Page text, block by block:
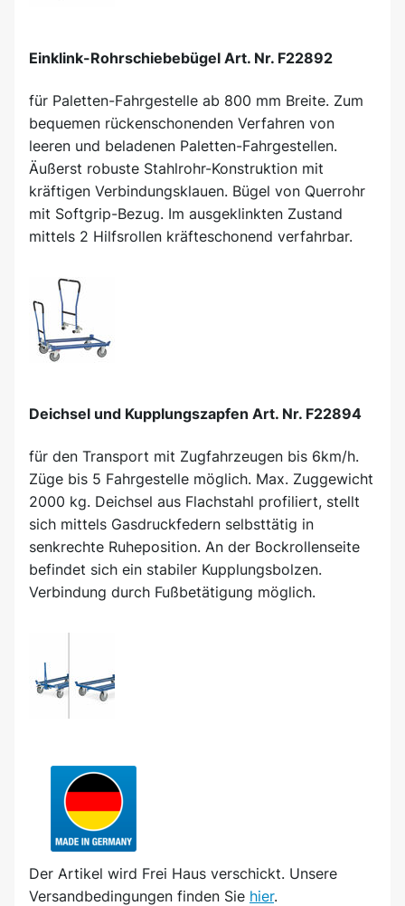
Einklink-Rohrschiebebügel Art. Nr. F22892
für Paletten-Fahrgestelle ab 800 mm Breite. Zum
bequemen rückenschonenden Verfahren von
leeren und beladenen Paletten-Fahrgestellen.
Äußerst robuste Stahlrohr-Konstruktion mit
kräftigen Verbindungsklauen. Bügel von Querrohr
mit Softgrip-Bezug. Im ausgeklinkten Zustand
mittels 2 Hilfsrollen kräfteschonend verfahrbar.
Deichsel und Kupplungszapfen Art. Nr. F22894
für den Transport mit Zugfahrzeugen bis 6km/h.
Züge bis 5 Fahrgestelle möglich. Max. Zuggewicht
2000 kg. Deichsel aus Flachstahl profiliert, stellt
sich mittels Gasdruckfedern selbsttätig in
senkrechte Ruheposition. An der Bockrollenseite
befindet sich ein stabiler Kupplungsbolzen.
Verbindung durch Fußbetätigung möglich.
Der Artikel wird Frei Haus verschickt. Unsere
Versandbedingungen finden Sie hier.